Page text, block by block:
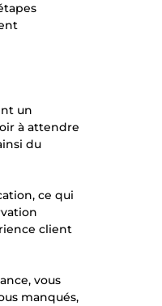
un
à attendre
du
ce qui
client
vous
manqués,